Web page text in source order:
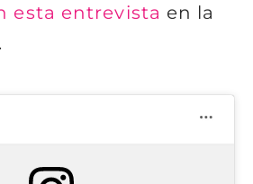
esta entrevista en la